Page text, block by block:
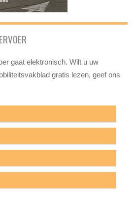
gaat elektronisch. Wilt u uw
gratis lezen, geef ons